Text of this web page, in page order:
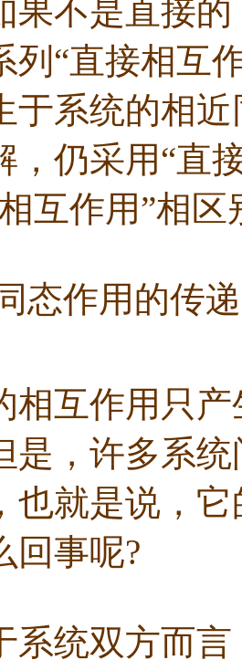
果不是直接
列“直接相互
于系统的相
，仍采用“直
互作用”相区
态作用的传递
相互作用只
是，许多系
也就是说，
回事呢?
系统双方而